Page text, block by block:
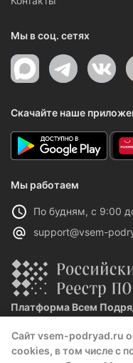
Сайт vsem-podryad.ru
cookies, в том числе с
Мы в соц. сетях
Скачайте наше
Мы работаем
По будням, с 9:00
support@vsem-
Платформа Всем
Реестровая запись №32021